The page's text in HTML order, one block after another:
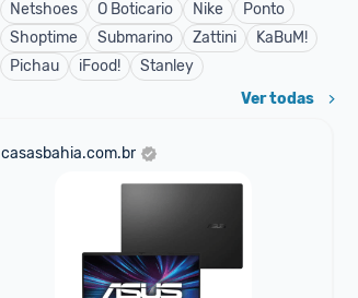
Netshoes
O Boticario Nike
Ponto
Shoptime
Submarino Zattini
KaBuM!
Pichau
iFood! Stanley
Ver todas
casasbahia.com.br